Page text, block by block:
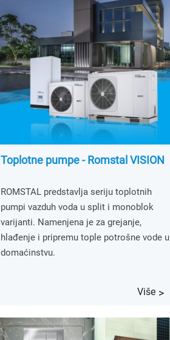
Toplotne pumpe - Romstal VISION
ROMSTAL predstavlja seriju toplotnih
pumpi vazduh voda u split i monoblok
varijanti. Namenjena je za grejanje,
hlađenje i pripremu tople potrošne vode u
domaćinstvu.
Više